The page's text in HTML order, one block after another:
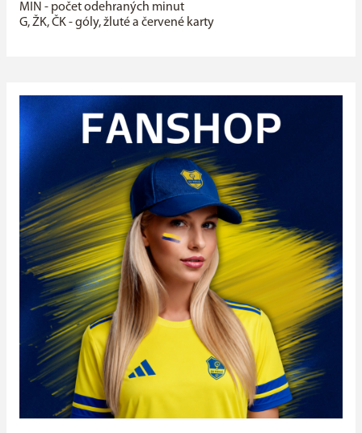
MIN - počet odehraných minut
G, ŽK, ČK - góly, žluté a červené karty